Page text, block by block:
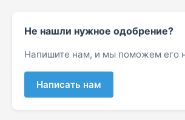
Не нашли нужное одобрение?
Напишите нам, и мы поможем его
Написать нам